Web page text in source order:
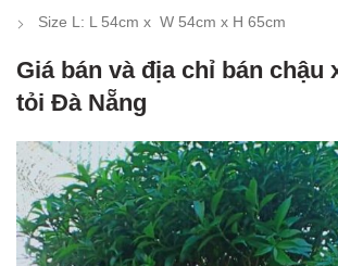
Size L: L 54cm x W 54cm x H 65cm
Giá bán và địa chỉ bán chậu
tỏi Đà Nẵng